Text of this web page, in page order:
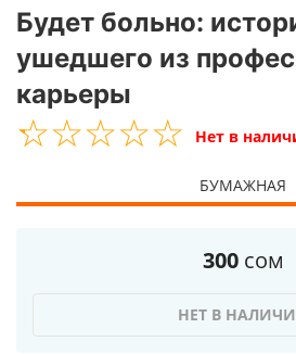
Будет больно:
ушедшего из
карьеры
☆☆☆☆☆
★★★★★ Нет в
БУМАЖНАЯ
300 сом
НЕТ В